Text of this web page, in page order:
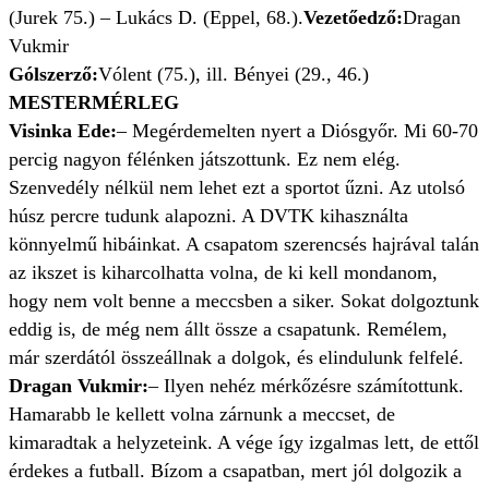
(Jurek 75.) – Lukács D. (Eppel, 68.).Vezetőedző:Dragan
Vukmir
Gólszerző:Vólent (75.), ill. Bényei (29., 46.)
MESTERMÉRLEG
Visinka Ede:– Megérdemelten nyert a Diósgyőr. Mi 60-70
percig nagyon félénken játszottunk. Ez nem elég.
Szenvedély nélkül nem lehet ezt a sportot űzni. Az utolsó
húsz percre tudunk alapozni. A DVTK kihasználta
könnyelmű hibáinkat. A csapatom szerencsés hajrával talán
az ikszet is kiharcolhatta volna, de ki kell mondanom,
hogy nem volt benne a meccsben a siker. Sokat dolgoztunk
eddig is, de még nem állt össze a csapatunk. Remélem,
már szerdától összeállnak a dolgok, és elindulunk felfelé.
Dragan Vukmir:– Ilyen nehéz mérkőzésre számítottunk.
Hamarabb le kellett volna zárnunk a meccset, de
kimaradtak a helyzeteink. A vége így izgalmas lett, de ettől
érdekes a futball. Bízom a csapatban, mert jól dolgozik a